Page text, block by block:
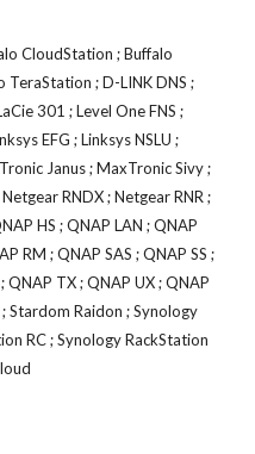
CloudStation ; Buffalo
TeraStation ; D-LINK DNS ;
301 ; Level One FNS ;
EFG ; Linksys NSLU ;
Janus ; MaxTronic Sivy ;
RNDX ; Netgear RNR ;
HS ; QNAP LAN ; QNAP
RM ; QNAP SAS ; QNAP SS ;
QNAP TX ; QNAP UX ; QNAP
; Stardom Raidon ; Synology
RC ; Synology RackStation